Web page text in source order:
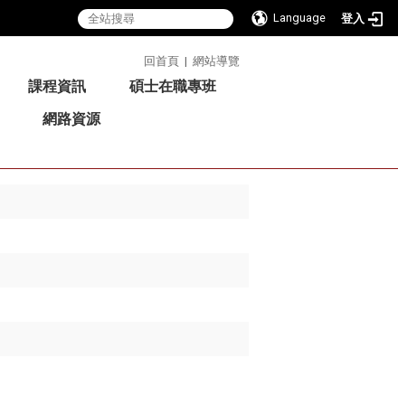
Language 登入
回首頁 | 網站導覽
課程資訊
碩士在職專班
網路資源